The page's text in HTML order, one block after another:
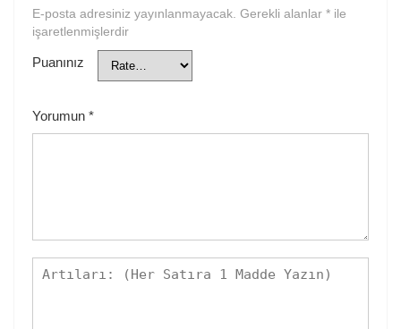
E-posta adresiniz yayınlanmayacak. Gerekli alanlar * ile
işaretlenmişlerdir
Puanınız
Yorumun *